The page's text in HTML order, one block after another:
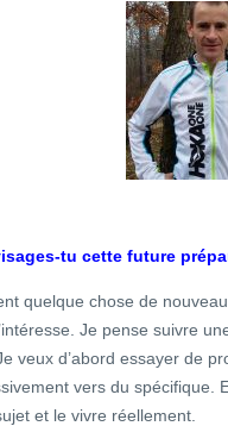
tu cette future
quelque chose de
Je pense suivre
veux d’abord essayer de
vers du spécifique.
et le vivre réellement.